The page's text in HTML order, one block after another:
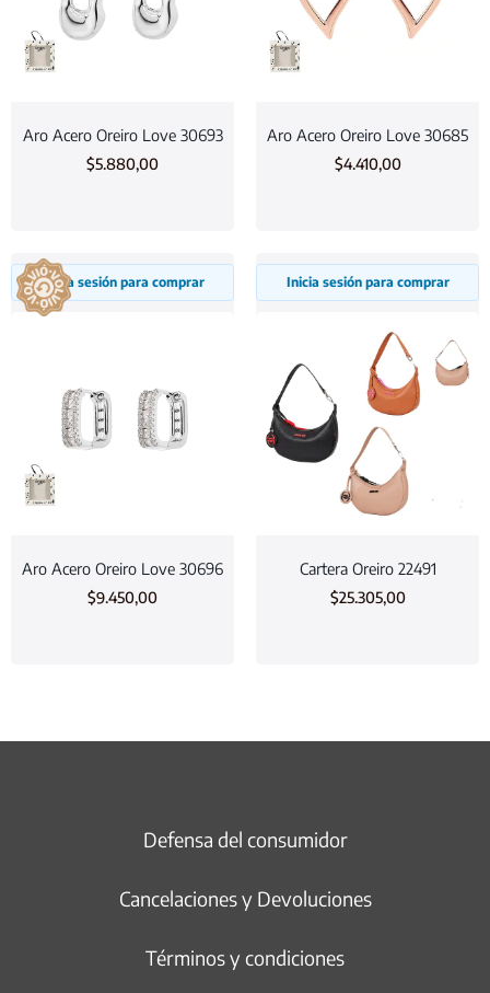
Aro Acero Oreiro Love 30693
$5.880,00
Aro Acero Oreiro Love 30685
$4.410,00
Inicia sesión para comprar
Aro Acero Oreiro Love 30696
$9.450,00
Inicia sesión para comprar
Cartera Oreiro 22491
$25.305,00
Defensa del consumidor
Cancelaciones y Devoluciones
Términos y condiciones